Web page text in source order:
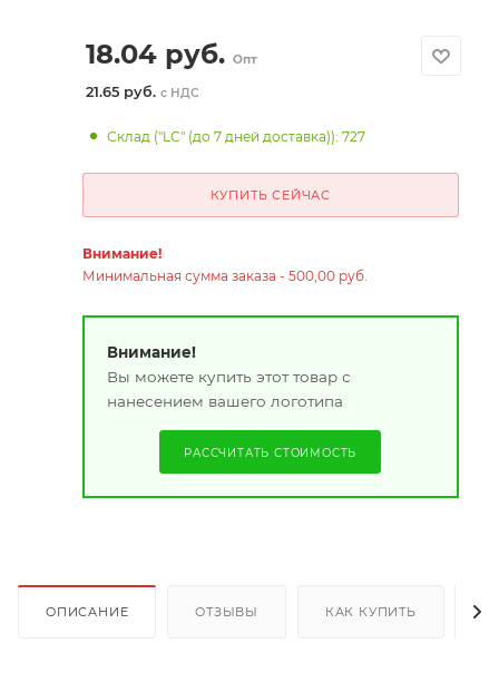
18.04руб. Опт
21.65 руб. с НДС
Склад ("LC" (до 7 дней доставка)): 727
КУПИТЬ СЕЙЧАС
Внимание!
Минимальная сумма заказа - 500,00 руб.
Внимание!
Вы можете купить этот товар с
нанесением вашего логотипа
РАССЧИТАТЬ СТОИМОСТЬ
ОПИСАНИЕ ОТЗЫВЫ КАК КУПИТЬ